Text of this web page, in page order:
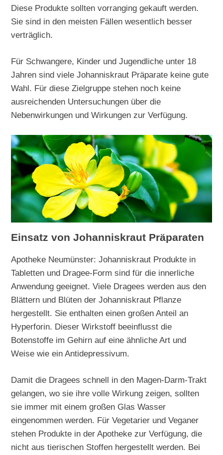
Diese Produkte sollten vorranging gekauft werden.
Sie sind in den meisten Fällen wesentlich besser
verträglich.
Für Schwangere, Kinder und Jugendliche unter 18
Jahren sind viele Johanniskraut Präparate keine gute
Wahl. Für diese Zielgruppe stehen noch keine
ausreichenden Untersuchungen über die
Nebenwirkungen und Wirkungen zur Verfügung.
Einsatz von Johanniskraut Präparaten
Apotheke Neumünster: Johanniskraut Produkte in
Tabletten und Dragee-Form sind für die innerliche
Anwendung geeignet. Viele Dragees werden aus den
Blättern und Blüten der Johanniskraut Pflanze
hergestellt. Sie enthalten einen großen Anteil an
Hyperforin. Dieser Wirkstoff beeinflusst die
Botenstoffe im Gehirn auf eine ähnliche Art und
Weise wie ein Antidepressivum.
Damit die Dragees schnell in den Magen-Darm-Trakt
gelangen, wo sie ihre volle Wirkung zeigen, sollten
sie immer mit einem großen Glas Wasser
eingenommen werden. Für Vegetarier und Veganer
stehen Produkte in der Apotheke zur Verfügung, die
nicht aus tierischen Stoffen hergestellt werden. Bei